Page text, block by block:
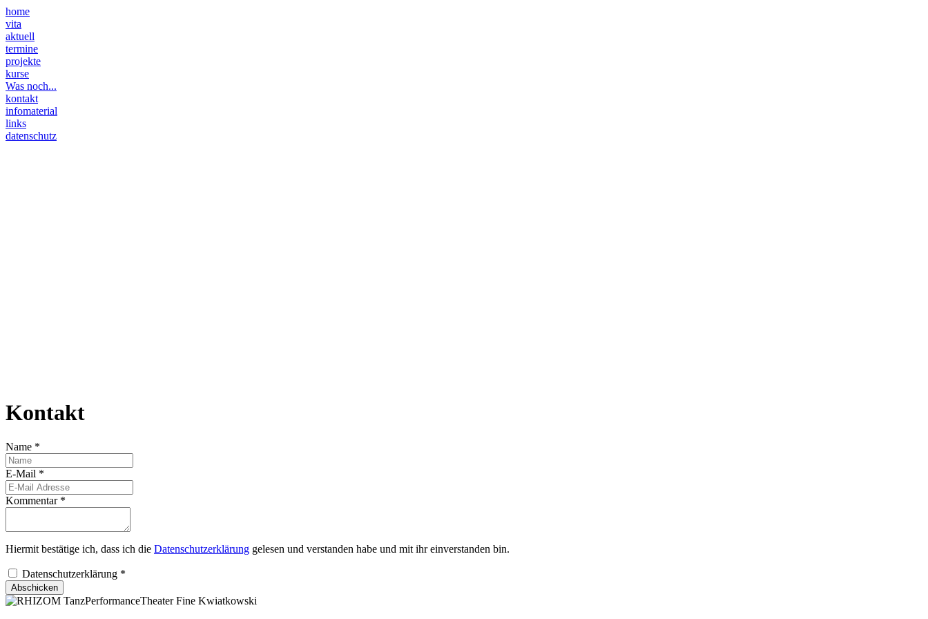
home
vita
aktuell
termine
projekte
kurse
Was noch...
kontakt
infomaterial
links
datenschutz
Kontakt
Name *
E-Mail *
Kommentar *
Hiermit bestätige ich, dass ich die Datenschutzerklärung gelesen und verstanden habe und mit ihr einverstanden bin.
Datenschutzerklärung *
Abschicken